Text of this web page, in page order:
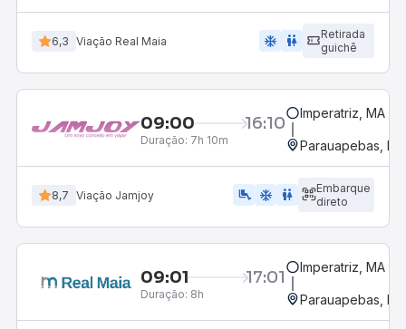
6,3 Viação Real Maia ac_unit wc
Retirada
guichê
09:00 16:10
Duração: 7h 10m
Imperatriz, MA
Parauapebas, PA
8,7 Viação Jamjoy airline_seat_legroom_extra ac_unit WC
Embarque
direto
09:01 17:01
Duração: 8h
Imperatriz, MA
Parauapebas, PA